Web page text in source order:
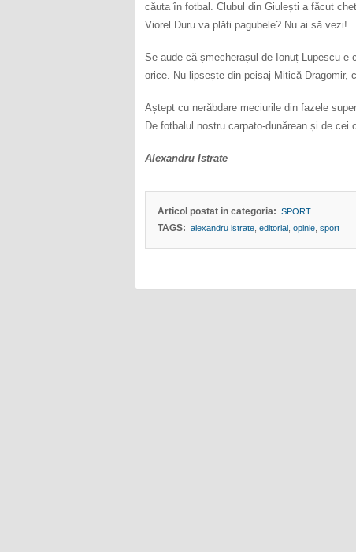
căuta în fotbal. Clubul din Giulești a făcut
Viorel Duru va plăti pagubele? Nu ai să vezi!
Se aude că șmecherașul de Ionuț Lupescu e
orice. Nu lipsește din peisaj Mitică Dragomir,
Aștept cu nerăbdare meciurile din fazele
De fotbalul nostru carpato-dunărean și de cei
Alexandru Istrate
Articol postat in categoria: SPORT
TAGS: alexandru istrate editorial opinie sport